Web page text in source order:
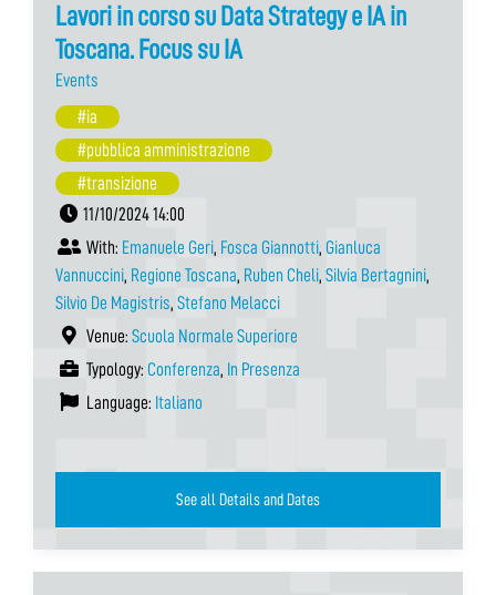
Lavori in corso su Data Strategy e IA in
Toscana. Focus su IA
Events
#ia
#pubblica amministrazione
#transizione
11/10/2024 14:00
With: Emanuele Geri, Fosca Giannotti, Gianluca
Vannuccini, Regione Toscana, Ruben Cheli, Silvia Bertagnini,
Silvio De Magistris, Stefano Melacci
Venue: Scuola Normale Superiore
Typology: Conferenza, In Presenza
Language: Italiano
See all Details and Dates